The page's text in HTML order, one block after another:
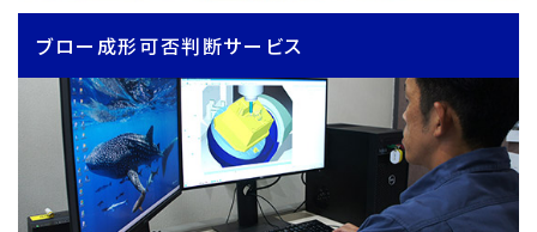
ブロー成形可否判断サービス